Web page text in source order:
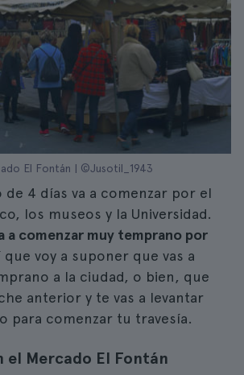
El Fontán | ©Jusotil_1943
de 4 días va a comenzar por el
los museos y la Universidad.
a comenzar muy temprano por
que voy a suponer que vas a
a la ciudad, o bien, que
anterior y te vas a levantar
para comenzar tu travesía.
el Mercado El Fontán